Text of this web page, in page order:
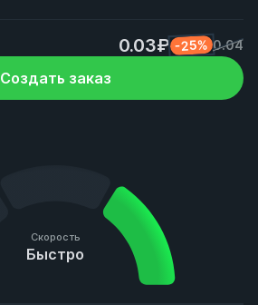
0.03₽ -25% 0.04
Создать заказ
Скорость
Быстро